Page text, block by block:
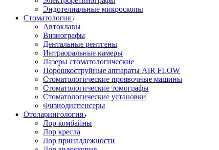
Эндотелиальные микроскопы
Стоматология
Автоклавы
Визиографы
Дентальные рентгены
Интраоральные камеры
Лазеры стоматологические
Порошкоструйные аппараты AIR FLOW
Стоматологические проявочные машины
Стоматологические томографы
Стоматологические установки
Физиодиспенсеры
Отоларингология
Лор комбайны
Лор кресла
Лор принадлежности